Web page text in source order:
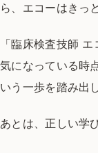
ら、 エコーはきっ
「臨床検査技師
気になっている時
いう一歩を踏み出
あとは、正しい学